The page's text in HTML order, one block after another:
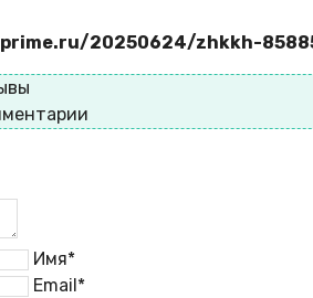
20250624/zhkkh-
Имя*
Email*